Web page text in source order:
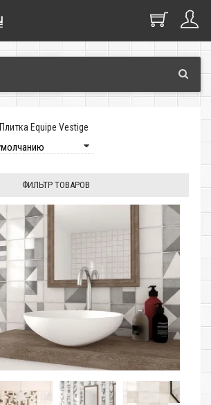
Плитка Equipe Vestige
ФИЛЬТР ТОВАРОВ